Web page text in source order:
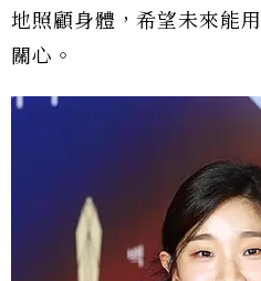
地照顧身體，希望未來能
關心。